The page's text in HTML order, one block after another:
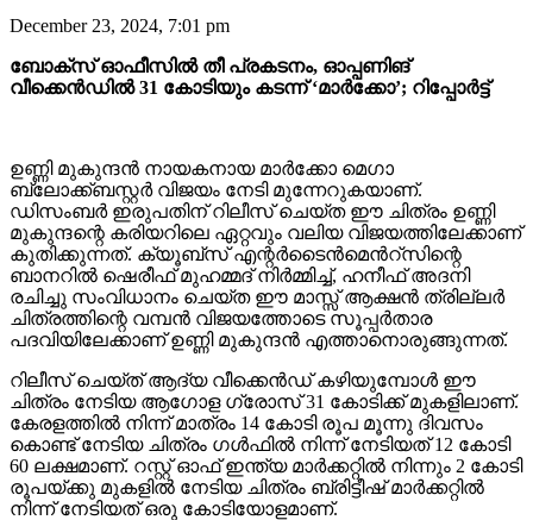
December 23, 2024, 7:01 pm
ബോക്സ് ഓഫീസിൽ തീ പ്രകടനം, ഓപ്പണിങ്
വീക്കെൻഡിൽ 31 കോടിയും കടന്ന് ‘മാർക്കോ’; റിപ്പോർട്ട്
ഉണ്ണി മുകുന്ദൻ നായകനായ മാർക്കോ മെഗാ
ബ്ലോക്ക്ബസ്റ്റർ വിജയം നേടി മുന്നേറുകയാണ്.
ഡിസംബർ ഇരുപതിന്‌ റിലീസ് ചെയ്ത ഈ ചിത്രം ഉണ്ണി
മുകുന്ദന്റെ കരിയറിലെ ഏറ്റവും വലിയ വിജയത്തിലേക്കാണ്
കുതിക്കുന്നത്. ക്യൂബ്സ് എന്റർടൈൻമെൻറ്സിന്റെ
ബാനറിൽ ഷെരീഫ് മുഹമ്മദ് നിർമ്മിച്ച്, ഹനീഫ് അദനി
രചിച്ചു സംവിധാനം ചെയ്ത ഈ മാസ്സ് ആക്ഷൻ ത്രില്ലർ
ചിത്രത്തിന്റെ വമ്പൻ വിജയത്തോടെ സൂപ്പർതാര
പദവിയിലേക്കാണ് ഉണ്ണി മുകുന്ദൻ എത്താനൊരുങ്ങുന്നത്.
റിലീസ് ചെയ്ത് ആദ്യ വീക്കെൻഡ് കഴിയുമ്പോൾ ഈ
ചിത്രം നേടിയ ആഗോള ഗ്രോസ് 31 കോടിക്ക് മുകളിലാണ്.
കേരളത്തിൽ നിന്ന് മാത്രം 14 കോടി രൂപ മൂന്നു ദിവസം
കൊണ്ട് നേടിയ ചിത്രം ഗൾഫിൽ നിന്ന് നേടിയത് 12 കോടി
60 ലക്ഷമാണ്. റസ്റ്റ് ഓഫ് ഇന്ത്യ മാർക്കറ്റിൽ നിന്നും 2 കോടി
രൂപയ്ക്കു മുകളിൽ നേടിയ ചിത്രം ബ്രിട്ടീഷ് മാർക്കറ്റിൽ
നിന്ന് നേടിയത് ഒരു കോടിയോളമാണ്.